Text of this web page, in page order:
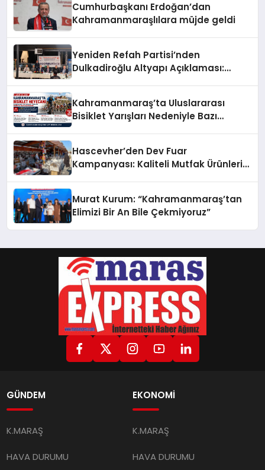
Cumhurbaşkanı Erdoğan’dan
Kahramanmaraşlılara müjde geldi
Yeniden Refah Partisi’nden
Dulkadiroğlu Altyapı Açıklaması:
Kahramanmaraş’ta Uluslararası
Bisiklet Yarışları Nedeniyle Bazı
Hascevher’den Dev Fuar
Kampanyası: Kaliteli Mutfak Ürünleri
Murat Kurum: “Kahramanmaraş’tan
Elimizi Bir An Bile Çekmiyoruz”
GÜNDEM
K.MARAŞ
HAVA DURUMU
EKONOMİ
K.MARAŞ
HAVA DURUMU